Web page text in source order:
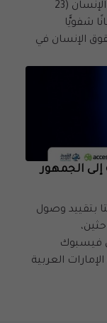
وخلال الدورة الثانية والستين لمجلس حقوق الإنسان (23
بيانًا شفويًّا
الإنسان في
الجمهور
بتقييد وصول
فيسبوك
العربية